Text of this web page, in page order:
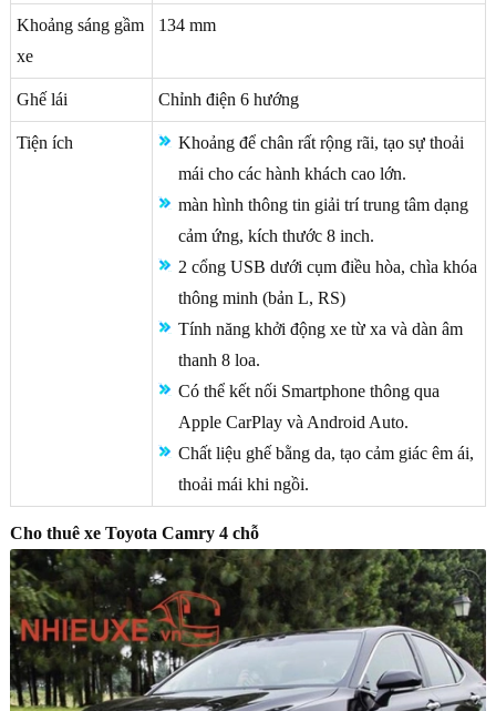
Khoảng sáng gầm
xe
134 mm
Ghế lái Chỉnh điện 6 hướng
Tiện ích
Khoảng để chân rất rộng rãi, tạo sự thoải
mái cho các hành khách cao lớn.
màn hình thông tin giải trí trung tâm dạng
cảm ứng, kích thước 8 inch.
2 cổng USB dưới cụm điều hòa, chìa khóa
thông minh (bản L, RS)
Tính năng khởi động xe từ xa và dàn âm
thanh 8 loa.
Có thể kết nối Smartphone thông qua
Apple CarPlay và Android Auto.
Chất liệu ghế bằng da, tạo cảm giác êm ái,
thoải mái khi ngồi.
Cho thuê xe Toyota Camry 4 chỗ